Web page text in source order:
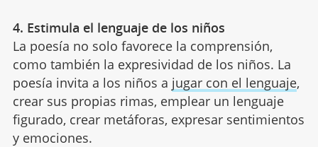
4. Estimula el lenguaje de los niños
La poesía no solo favorece la comprensión,
como también la expresividad de los niños. La
poesía invita a los niños a jugar con el lenguaje,
crear sus propias rimas, emplear un lenguaje
figurado, crear metáforas, expresar sentimientos
y emociones.